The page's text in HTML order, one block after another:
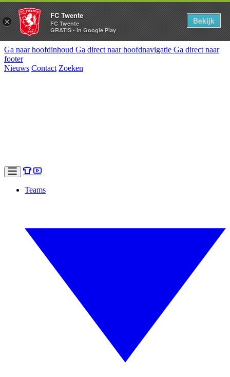
Ga naar hoofdinhoud Ga direct naar hoofdnavigatie Ga direct naar
footer
Nieuws Contact Zoeken
Teams
×
FC Twente
FC Twente
GRATIS - In Google Play
Bekijk